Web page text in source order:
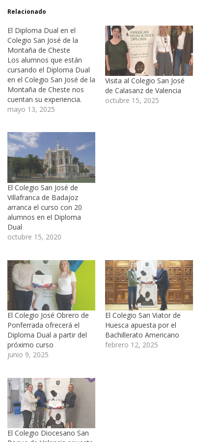
Relacionado
El Diploma Dual en el
Colegio San José de la
Montaña de Cheste
Los alumnos que están
cursando el Diploma Dual
en el Colegio San José de la
Montaña de Cheste nos
cuentan su experiencia.
Para todos ellos es su
viendo lo mucho que están
aprendiendo y lo que les
está aportando el Diploma
Dual…
mayo 13, 2025
Visita al Colegio San José
de Calasanz de Valencia
octubre 15, 2025
El Colegio San José de
Villafranca de Badajoz
arranca el curso con 20
alumnos en el Diploma
Dual
octubre 15, 2020
El Colegio José Obrero de
Ponferrada ofrecerá el
Diploma Dual a partir del
próximo curso
junio 9, 2025
El Colegio San Viator de
Huesca apuesta por el
Bachillerato Americano
febrero 12, 2025
El Colegio Diocesano San